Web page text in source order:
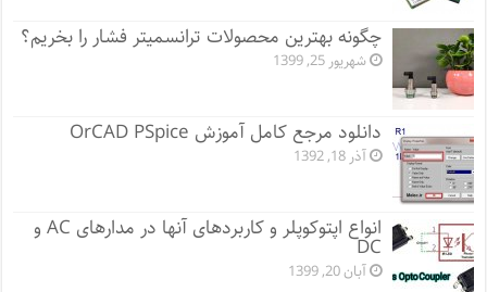
چگونه بهترین محصولات ترانسمیتر فشار را بخریم؟
شهریور 25, 1399
دانلود مرجع کامل آموزش OrCAD PSpice
آذر 18, 1392
انواع اپتوکوپلر و کاربردهای آنها در مدارهای AC و
DC
آبان 20, 1399